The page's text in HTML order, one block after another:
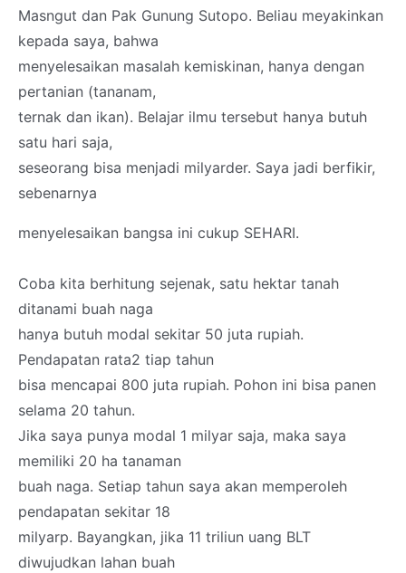
Masngut dan Pak Gunung Sutopo. Beliau meyakinkan
kepada saya, bahwa
menyelesaikan masalah kemiskinan, hanya dengan
pertanian (tananam,
ternak dan ikan). Belajar ilmu tersebut hanya butuh
satu hari saja,
seseorang bisa menjadi milyarder. Saya jadi berfikir,
sebenarnya
menyelesaikan bangsa ini cukup SEHARI.
Coba kita berhitung sejenak, satu hektar tanah
ditanami buah naga
hanya butuh modal sekitar 50 juta rupiah.
Pendapatan rata2 tiap tahun
bisa mencapai 800 juta rupiah. Pohon ini bisa panen
selama 20 tahun.
Jika saya punya modal 1 milyar saja, maka saya
memiliki 20 ha tanaman
buah naga. Setiap tahun saya akan memperoleh
pendapatan sekitar 18
milyarp. Bayangkan, jika 11 triliun uang BLT
diwujudkan lahan buah